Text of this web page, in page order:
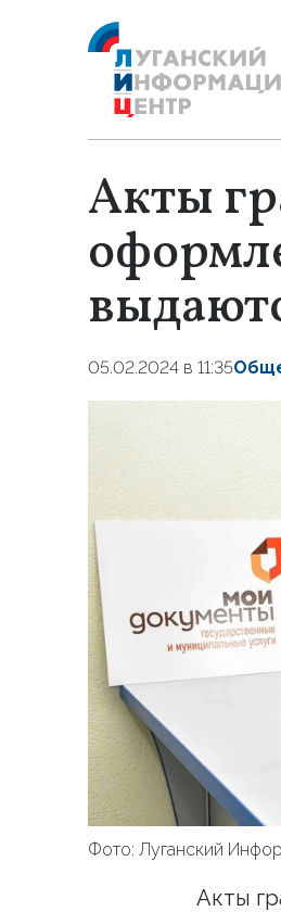
Акты
05.02.2024 в 11:35
Фото: Луганский
Акты